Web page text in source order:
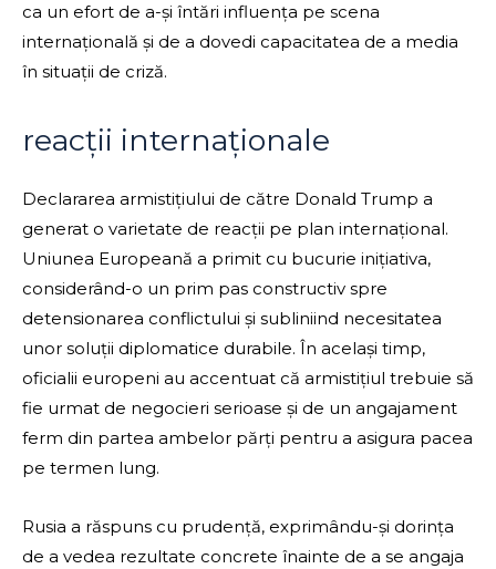
ca un efort de a-și întări influența pe scena
internațională și de a dovedi capacitatea de a media
în situații de criză.
reacții internaționale
Declararea armistițiului de către Donald Trump a
generat o varietate de reacții pe plan internațional.
Uniunea Europeană a primit cu bucurie inițiativa,
considerând-o un prim pas constructiv spre
detensionarea conflictului și subliniind necesitatea
unor soluții diplomatice durabile. În același timp,
oficialii europeni au accentuat că armistițiul trebuie să
fie urmat de negocieri serioase și de un angajament
ferm din partea ambelor părți pentru a asigura pacea
pe termen lung.
Rusia a răspuns cu prudență, exprimându-și dorința
de a vedea rezultate concrete înainte de a se angaja